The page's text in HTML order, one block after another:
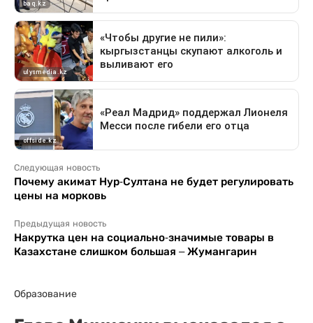
Следующая новость
Почему акимат Нур-Султана не будет регулировать
цены на морковь
Предыдущая новость
Накрутка цен на социально-значимые товары в
Казахстане слишком большая – Жумангарин
Образование